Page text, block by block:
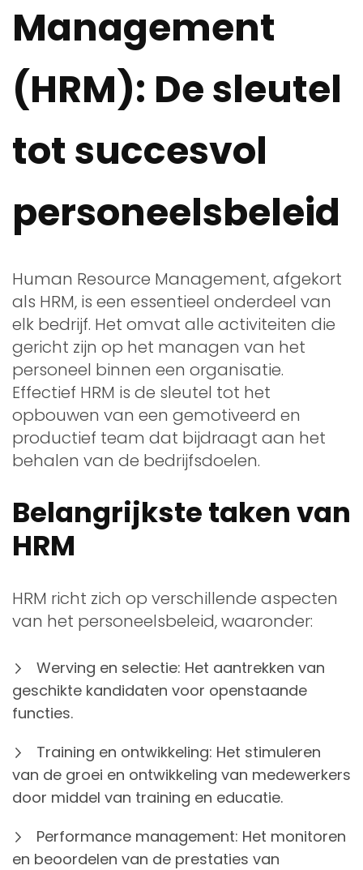
Management
(HRM): De sleutel
tot succesvol
personeelsbeleid
Human Resource Management, afgekort
als HRM, is een essentieel onderdeel van
elk bedrijf. Het omvat alle activiteiten die
gericht zijn op het managen van het
personeel binnen een organisatie.
Effectief HRM is de sleutel tot het
opbouwen van een gemotiveerd en
productief team dat bijdraagt aan het
behalen van de bedrijfsdoelen.
Belangrijkste taken van
HRM
HRM richt zich op verschillende aspecten
van het personeelsbeleid, waaronder:
Werving en selectie: Het aantrekken van
geschikte kandidaten voor openstaande
functies.
Training en ontwikkeling: Het stimuleren
van de groei en ontwikkeling van medewerkers
door middel van training en educatie.
Performance management: Het monitoren
en beoordelen van de prestaties van